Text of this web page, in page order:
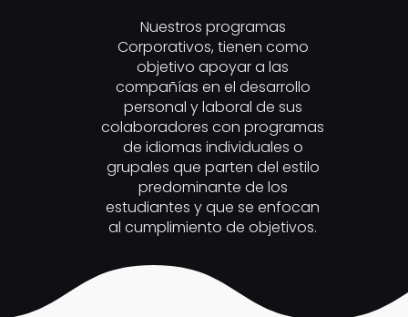
Nuestros programas
Corporativos, tienen como
objetivo apoyar a las
compañías en el desarrollo
personal y laboral de sus
colaboradores con programas
de idiomas individuales o
grupales que parten del estilo
predominante de los
estudiantes y que se enfocan
al cumplimiento de objetivos.